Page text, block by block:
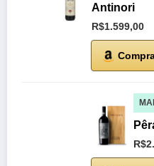
Antinori
R$1.599,00